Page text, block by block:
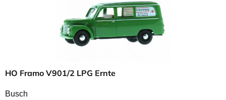
HO Framo V901/2 LPG Ernte
Busch